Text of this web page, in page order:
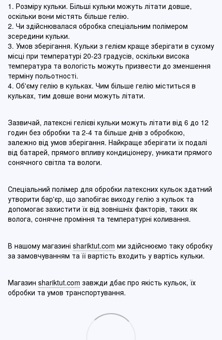
1. Розміру кульки. Більші кульки можуть літати довше,
оскільки вони містять більше гелію.
2. Чи здійснювалася обробка спеціальним полімером
зсередини кульки.
3. Умов зберігання. Кульки з гелієм краще зберігати в сухому
місці при температурі 20-23 градусів, оскільки висока
температура та вологість можуть призвести до зменшення
терміну польотності.
4. Об'єму гелію в кульках. Чим більше гелію міститься в
кульках, тим довше вони можуть літати.
Зазвичай, латексні гелієві кульки можуть літати від 6 до 12
годин без обробки та 2-4 та більше днів з обробкою,
залежно від умов зберігання. Найкраще зберігати їх подалі
від батарей, прямого впливу кондиціонеру, уникати прямого
сонячного світла та вологи.
Спеціальний полімер для обробки латексних кульок здатний
утворити бар'єр, що запобігає виходу гелію з кульок та
допомогає захистити їх від зовнішніх факторів, таких як
волога, сонячне проміння та температурні коливання.
В нашому магазині shariktut.com ми здійснюємо таку обробку
за замовчуванням та її вартість входить у вартісь кульки.
Магазин shariktut.com завжди дбає про якість кульок, їх
обробки та умов транспортування.